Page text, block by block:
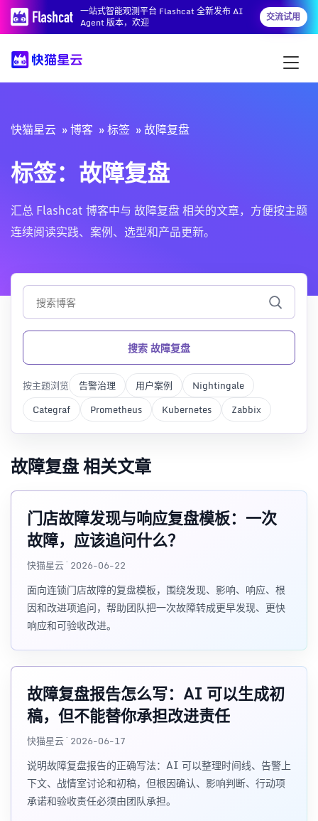
一站式智能观测平台 Flashcat 全新发布 AI
Agent 版本，欢迎
交流试用
快猫星云 博客 标签 故障复盘
标签：故障复盘
汇总 Flashcat 博客中与 故障复盘 相关的文章，方便按主题
连续阅读实践、案例、选型和产品更新。
搜索 故障复盘
按主题浏览 告警治理 用户案例
Nightingale
Categraf
Prometheus Kubernetes Zabbix
故障复盘 相关文章
门店故障发现与响应复盘模板：一次
故障，应该追问什么？
快猫星云 · 2026-06-22
面向连锁门店故障的复盘模板，围绕发现、影响、响应、根
因和改进项追问，帮助团队把一次故障转成更早发现、更快
响应和可验收改进。
故障复盘报告怎么写：AI 可以生成初
稿，但不能替你承担改进责任
快猫星云 · 2026-06-17
说明故障复盘报告的正确写法：AI 可以整理时间线、告警上
下文、战情室讨论和初稿，但根因确认、影响判断、行动项
承诺和验收责任必须由团队承担。